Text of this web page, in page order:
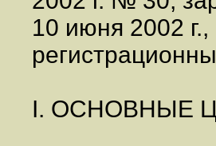
10 июня 2002 г.,
I. ОСНОВНЫЕ